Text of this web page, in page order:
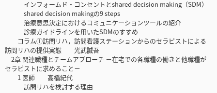
インフォームド・コンセントとshared decision making（SDM）
shared decision makingの9 steps
治療意思決定におけるコミュニケーションツールの紹介
診療ガイドラインを用いたSDMのすすめ
コラム①訪問リハ，訪問看護ステーションからのセラピストによる
訪問リハの提供実態 光武誠吾
2章 関連職種とチームアプローチ －在宅での各職種の働きと他職種が
セラピストに求めること－
1 医師 高橋紀代
訪問リハを検討する理由